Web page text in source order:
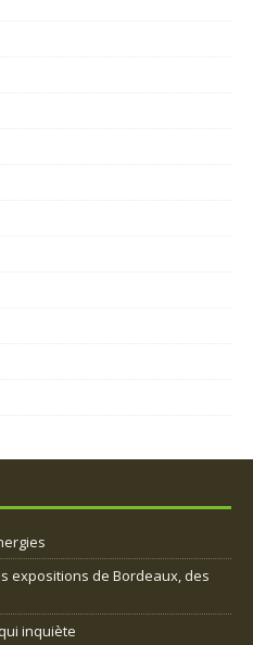
expositions de Bordeaux, des
inquiète